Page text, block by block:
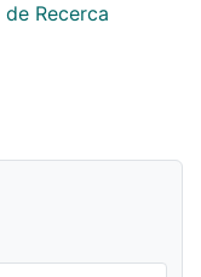
Recerca